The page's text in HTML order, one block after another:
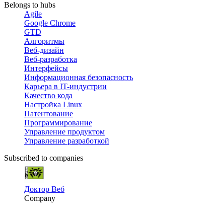
Belongs to hubs
Agile
Google Chrome
GTD
Алгоритмы
Веб-дизайн
Веб-разработка
Интерфейсы
Информационная безопасность
Карьера в IT-индустрии
Качество кода
Настройка Linux
Патентование
Программирование
Управление продуктом
Управление разработкой
Subscribed to companies
Доктор Веб
Company